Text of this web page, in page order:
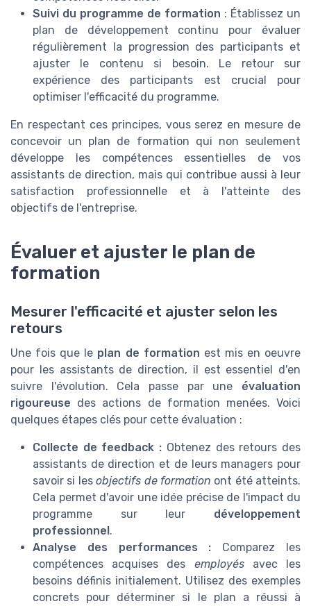
Suivi du programme de formation : Établissez un
plan de développement continu pour évaluer
régulièrement la progression des participants et
ajuster le contenu si besoin. Le retour sur
expérience des participants est crucial pour
optimiser l'efficacité du programme.
En respectant ces principes, vous serez en mesure de
concevoir un plan de formation qui non seulement
développe les compétences essentielles de vos
assistants de direction, mais qui contribue aussi à leur
satisfaction professionnelle et à l'atteinte des
objectifs de l'entreprise.
Évaluer et ajuster le plan de
formation
Mesurer l'efficacité et ajuster selon les
retours
Une fois que le plan de formation est mis en oeuvre
pour les assistants de direction, il est essentiel d'en
suivre l'évolution. Cela passe par une évaluation
rigoureuse des actions de formation menées. Voici
quelques étapes clés pour cette évaluation :
Collecte de feedback : Obtenez des retours des
assistants de direction et de leurs managers pour
savoir si lesobjectifs de formation ont été atteints.
Cela permet d'avoir une idée précise de l'impact du
programme sur leur développement
professionnel.
Analyse des performances : Comparez les
compétences acquises des employésavec les
besoins définis initialement. Utilisez des exemples
concrets pour déterminer si le plan a réussi à